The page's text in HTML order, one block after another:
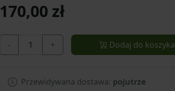
170,00 zł
- + Dodaj do koszyka
Przewidywana dostawa: pojutrze